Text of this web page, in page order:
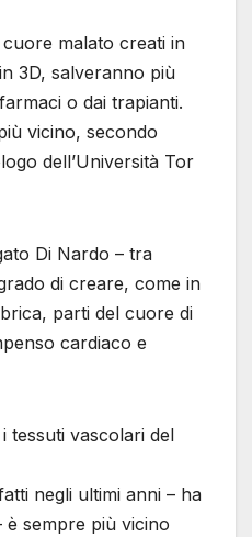
malato creati in
3D, salveranno più
o dai trapianti.
vicino, secondo
dell’Università Tor
Di Nardo – tra
di creare, come in
parti del cuore di
cardiaco e
tessuti vascolari del
negli ultimi anni – ha
è sempre più vicino